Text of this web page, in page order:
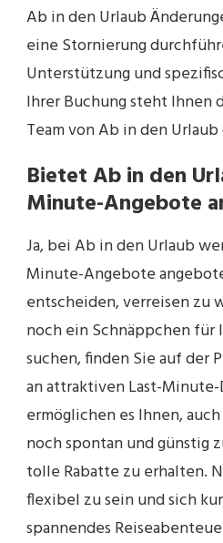
Ab in den Urlaub
eine Stornierung
Unterstützung und
Ihrer Buchung steht Ihnen
Team von Ab in den
Bietet Ab in den
Minute-Angebote
Ja, bei Ab in den Urlaub
Minute-Angebote
entscheiden, verreisen zu
noch ein Schnäppchen für
suchen, finden Sie auf der
an attraktiven Last-
ermöglichen es Ihnen,
noch spontan und günstig
tolle Rabatte zu erhalten.
flexibel zu sein und sich
spannendes